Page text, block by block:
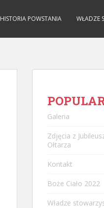
HISTORIA POWSTANIA WŁADZE
Galeria
Zdjęcia z
Ołtarza
Kontakt
Boże Ciało 2022
Władze